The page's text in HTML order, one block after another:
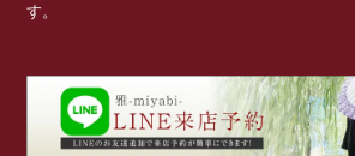
す。